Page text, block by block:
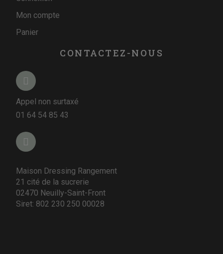
Mon compte
Panier
CONTACTEZ-NOUS
Appel non surtaxé
01 64 54 85 43
Maison Dressing Rangement
21 cité de la sucrerie
02470 Neuilly-Saint-Front
Siret: 802 230 250 00028